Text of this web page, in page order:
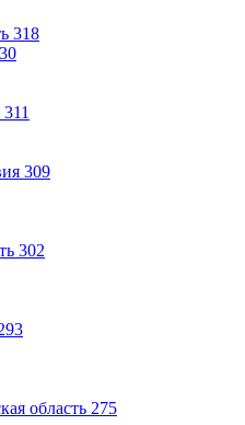
318
311
309
302
область 275